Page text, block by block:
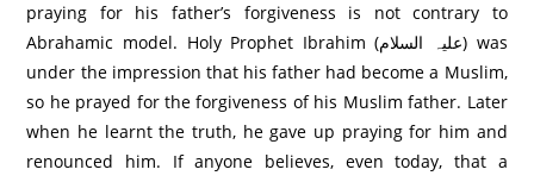
praying for his father’s forgiveness is not contrary to
Abrahamic model. Holy Prophet Ibrahim (علیہ السلام) was
under the impression that his father had become a Muslim,
so he prayed for the forgiveness of his Muslim father. Later
when he learnt the truth, he gave up praying for him and
renounced him. If anyone believes, even today, that a